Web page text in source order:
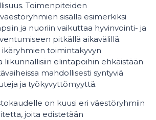
Toimenpiteiden
sisällä esimerkiksi
ja nuoriin vaikuttaa hyvinvointi- ja
pitkällä aikavälillä.
toimintakyvyn
liikunnallisiin elintapoihin ehkäistään
mahdollisesti syntyviä
ja työkyvyttömyyttä.
on kuusi eri väestöryhmiin
joita edistetään